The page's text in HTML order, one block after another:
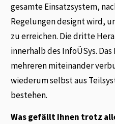
gesamte Einsatzsystem,
Regelungen designt wird,
zu erreichen. Die dritte
innerhalb des InfoÜSys.
mehreren miteinander
wiederum selbst aus
bestehen.
Was gefällt Ihnen trotz